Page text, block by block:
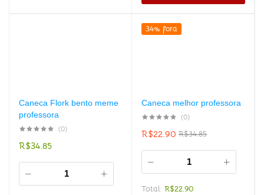
Caneca Flork bento meme
professora
(0)
R$34.85
34% fora
Caneca melhor professora
(0)
R$34.85
R$22.90
Total: R$22.90